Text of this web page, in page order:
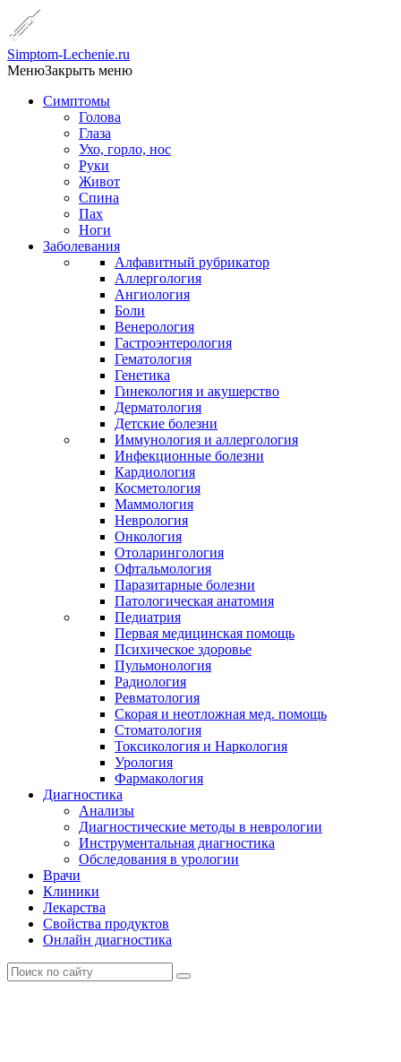
Simptom-Lechenie.ru
МенюЗакрыть меню
Симптомы
Голова
Глаза
Ухо, горло, нос
Руки
Живот
Спина
Пах
Ноги
Заболевания
Алфавитный рубрикатор
Аллергология
Ангиология
Боли
Венерология
Гастроэнтерология
Гематология
Генетика
Гинекология и акушерство
Дерматология
Детские болезни
Иммунология и аллергология
Инфекционные болезни
Кардиология
Косметология
Маммология
Неврология
Онкология
Отоларингология
Офтальмология
Паразитарные болезни
Патологическая анатомия
Педиатрия
Первая медицинская помощь
Психическое здоровье
Пульмонология
Радиология
Ревматология
Скорая и неотложная мед. помощь
Стоматология
Токсикология и Наркология
Урология
Фармакология
Диагностика
Анализы
Диагностические методы в неврологии
Инструментальная диагностика
Обследования в урологии
Врачи
Клиники
Лекарства
Свойства продуктов
Онлайн диагностика